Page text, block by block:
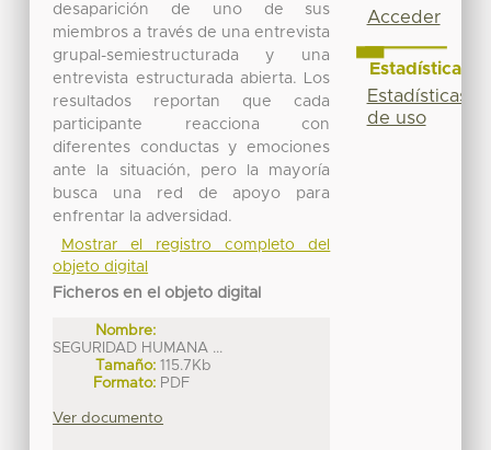
desaparición de uno de sus
miembros a través de una entrevista
grupal-semiestructurada y una
entrevista estructurada abierta. Los
resultados reportan que cada
participante reacciona con
diferentes conductas y emociones
ante la situación, pero la mayoría
busca una red de apoyo para
enfrentar la adversidad.
Mostrar el registro completo del
objeto digital
Ficheros en el objeto digital
Nombre:
SEGURIDAD HUMANA ...
Tamaño: 115.7Kb
Formato: PDF
Ver documento
Acceder
Estadísticas
Estadísticas
de uso